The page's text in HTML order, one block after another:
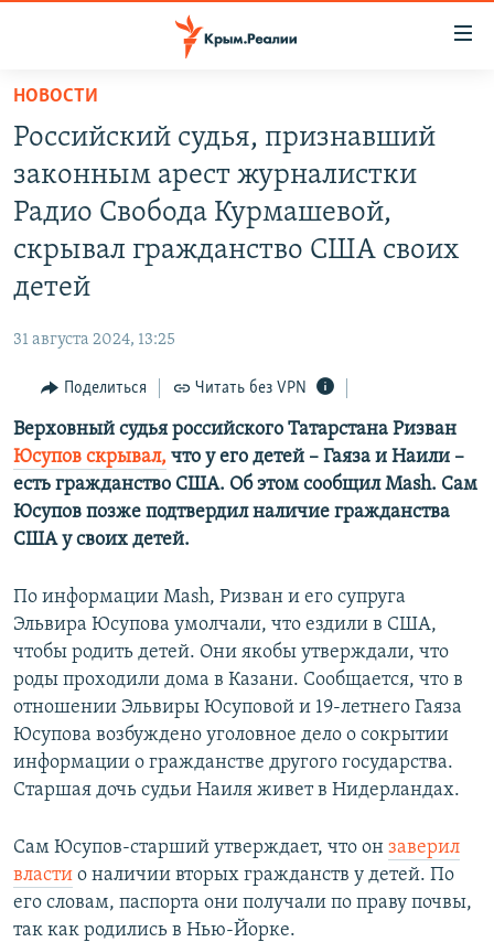
Вернуться
основному
содержанию
Вернутся
главной
навигации11 ЛЕТ ОККУПАЦИИ КРЫМА. 11 ИСТОРИЙ СОПРОТИВЛЕНИЯ
ВОДА
ЕЩЕ
ТЕЛЕПРОЕКТ КРЫМ.РЕАЛИИ
СОВЕТЫ ПРАВОЗАЩИТНИКОВ
ПРОПАВШИЕ БЕЗ ВЕСТИ
ПОБЕДИТЕЛЕЙ НЕ СУДЯТ?
КРЫМ.НЕПОКОРЕННЫЙ
ELIFBE
УКРАИНСКАЯ ПРОБЛЕМА КРЫМА
КАК ОБОЙТИ БЛОКИРОВКУ
Qırımtatar
ПРИСОЕДИНЯЙТЕСЬ!
Все сайты RFE/RL
НОВОСТИ
Российский судья, признавший
законным арест журналистки
Радио Свобода Курмашевой,
скрывал гражданство США своих
детей
31 августа 2024, 13:25
Поделиться Читать без VPN
Верховный судья российского Татарстана Ризван
Юсупов скрывал, что у его детей – Гаяза и Наили –
есть гражданство США. Об этом сообщил Mash. Сам
Юсупов позже подтвердил наличие гражданства
США у своих детей.
По информации Mash, Ризван и его супруга
Эльвира Юсупова умолчали, что ездили в США,
чтобы родить детей. Они якобы утверждали, что
роды проходили дома в Казани. Сообщается, что в
отношении Эльвиры Юсуповой и 19-летнего Гаяза
Юсупова возбуждено уголовное дело о сокрытии
информации о гражданстве другого государства.
Старшая дочь судьи Наиля живет в Нидерландах.
Сам Юсупов-старший утверждает, что он заверил
власти о наличии вторых гражданств у детей. По
его словам, паспорта они получали по праву почвы,
так как родились в Нью-Йорке.